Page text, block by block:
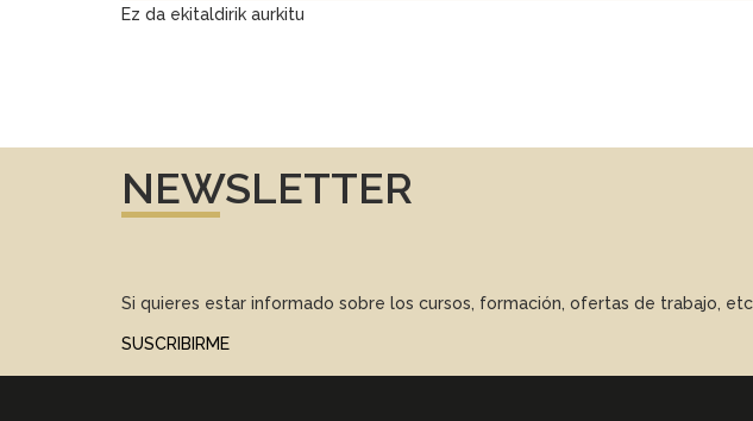
Ez da ekitaldirik aurkitu
NEWSLETTER
Si quieres estar informado sobre los cursos, formación, ofertas de trabajo,
SUSCRIBIRME